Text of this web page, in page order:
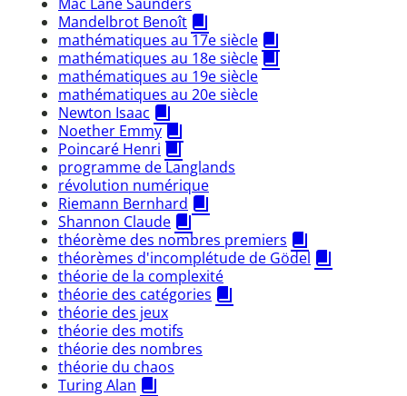
Mandelbrot Benoît
mathématiques au 17e siècle
mathématiques au 18e siècle
mathématiques au 19e siècle
mathématiques au 20e siècle
Newton Isaac
Noether Emmy
Poincaré Henri
programme de Langlands
révolution numérique
Riemann Bernhard
Shannon Claude
théorème des nombres premiers
théorèmes d'incomplétude de Gödel
théorie de la complexité
théorie des catégories
théorie des jeux
théorie des motifs
théorie des nombres
théorie du chaos
Turing Alan